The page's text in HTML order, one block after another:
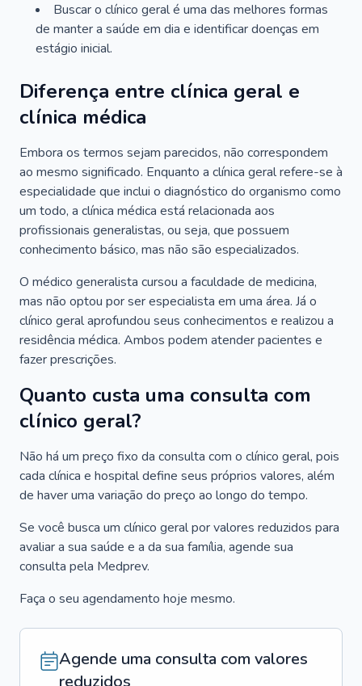
Buscar o clínico geral é uma das melhores formas
de manter a saúde em dia e identificar doenças em
estágio inicial.
Diferença entre clínica geral e
clínica médica
Embora os termos sejam parecidos, não correspondem
ao mesmo significado. Enquanto a clínica geral refere-se à
especialidade que inclui o diagnóstico do organismo como
um todo, a clínica médica está relacionada aos
profissionais generalistas, ou seja, que possuem
conhecimento básico, mas não são especializados.
O médico generalista cursou a faculdade de medicina,
mas não optou por ser especialista em uma área. Já o
clínico geral aprofundou seus conhecimentos e realizou a
residência médica. Ambos podem atender pacientes e
fazer prescrições.
Quanto custa uma consulta com
clínico geral?
Não há um preço fixo da consulta com o clínico geral, pois
cada clínica e hospital define seus próprios valores, além
de haver uma variação do preço ao longo do tempo.
Se você busca um clínico geral por valores reduzidos para
avaliar a sua saúde e a da sua família, agende sua
consulta pela Medprev.
Faça o seu agendamento hoje mesmo.
Agende uma consulta com valores
reduzidos